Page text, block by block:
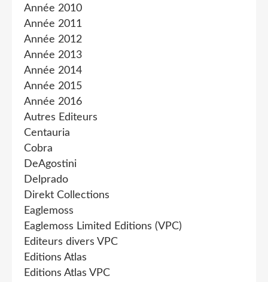
Année 2010
Année 2011
Année 2012
Année 2013
Année 2014
Année 2015
Année 2016
Autres Editeurs
Centauria
Cobra
DeAgostini
Delprado
Direkt Collections
Eaglemoss
Eaglemoss Limited Editions (VPC)
Editeurs divers VPC
Editions Atlas
Editions Atlas VPC